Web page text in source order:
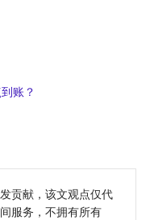
账？
贡献，该文观点仅代
服务，不拥有所有